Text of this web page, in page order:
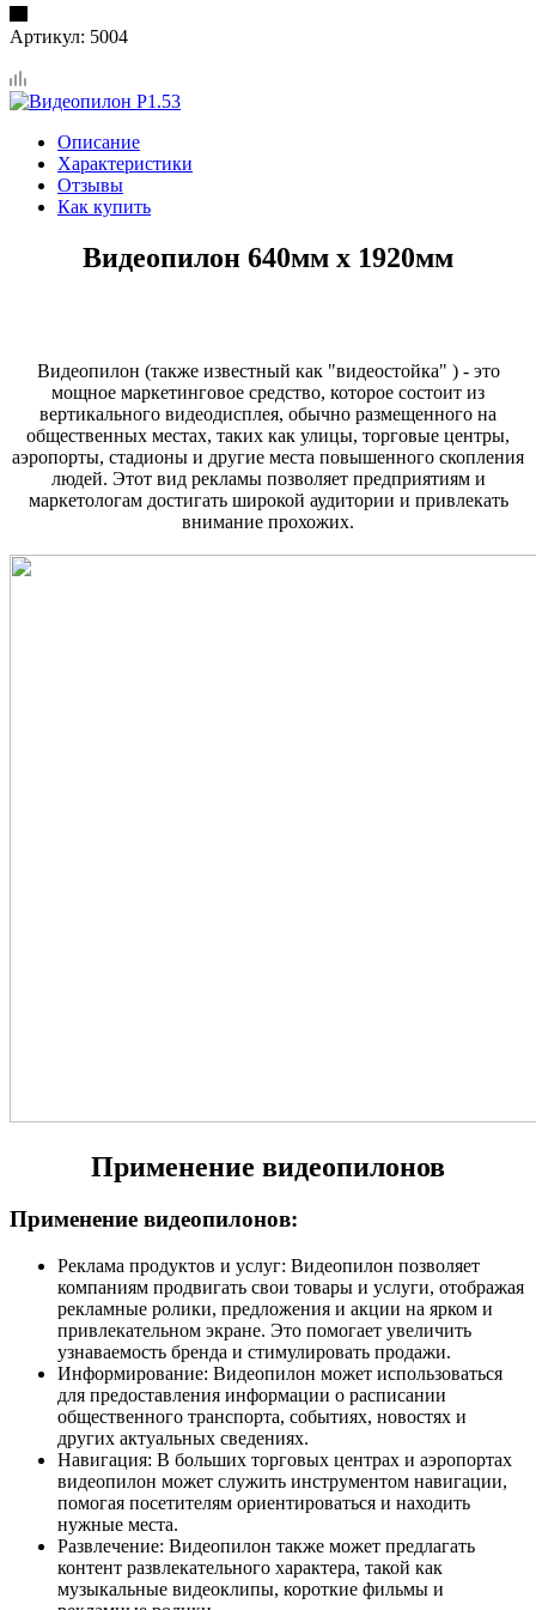
Артикул: 5004
Описание
Характеристики
Отзывы
Как купить
Видеопилон 640мм х 1920мм
Видеопилон (также известный как "видеостойка" ) - это
мощное маркетинговое средство, которое состоит из
вертикального видеодисплея, обычно размещенного на
общественных местах, таких как улицы, торговые центры,
аэропорты, стадионы и другие места повышенного скопления
людей. Этот вид рекламы позволяет предприятиям и
маркетологам достигать широкой аудитории и привлекать
внимание прохожих.
Применение видеопилонов
Применение видеопилонов:
Реклама продуктов и услуг: Видеопилон позволяет
компаниям продвигать свои товары и услуги, отображая
рекламные ролики, предложения и акции на ярком и
привлекательном экране. Это помогает увеличить
узнаваемость бренда и стимулировать продажи.
Информирование: Видеопилон может использоваться
для предоставления информации о расписании
общественного транспорта, событиях, новостях и
других актуальных сведениях.
Навигация: В больших торговых центрах и аэропортах
видеопилон может служить инструментом навигации,
помогая посетителям ориентироваться и находить
нужные места.
Развлечение: Видеопилон также может предлагать
контент развлекательного характера, такой как
музыкальные видеоклипы, короткие фильмы и